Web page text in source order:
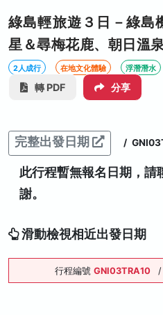
綠島輕旅遊３日－綠島
星＆尋梅花鹿、朝日溫
2人成行 在地文化體驗 浮潛潛水
轉 PDF 分享
完整出發日期 /
此行程暫無報名日期，請
謝。
滑動檢視相近出發日期
行程編號 GNI03TRA10 /